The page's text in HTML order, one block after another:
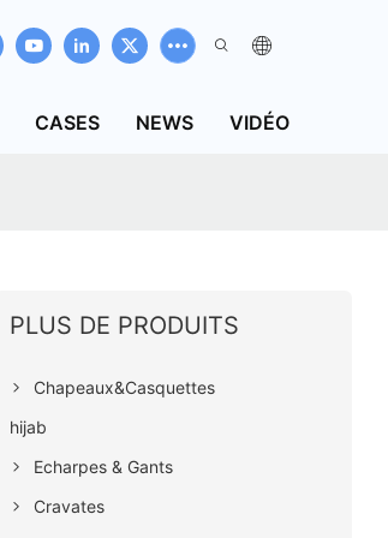
CASES NEWS VIDÉO
PLUS DE PRODUITS
Chapeaux&Casquettes
hijab
Echarpes & Gants
Cravates